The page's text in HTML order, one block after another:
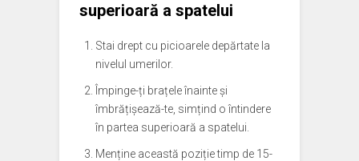
superioară a spatelui
Stai drept cu picioarele depărtate la
nivelul umerilor.
Împinge-ți brațele înainte și
îmbrățișează-te, simțind o întindere
în partea superioară a spatelui.
Menține această poziție timp de 15-